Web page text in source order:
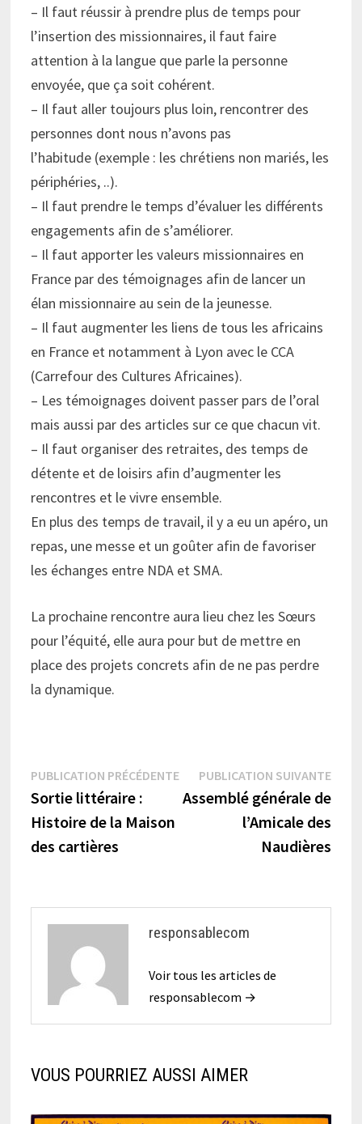
– Il faut réussir à prendre plus de temps pour
l’insertion des missionnaires, il faut faire
attention à la langue que parle la personne
envoyée, que ça soit cohérent.
– Il faut aller toujours plus loin, rencontrer des
personnes dont nous n’avons pas
l’habitude (exemple : les chrétiens non mariés, les
périphéries, ..).
– Il faut prendre le temps d’évaluer les différents
engagements afin de s’améliorer.
– Il faut apporter les valeurs missionnaires en
France par des témoignages afin de lancer un
élan missionnaire au sein de la jeunesse.
– Il faut augmenter les liens de tous les africains
en France et notamment à Lyon avec le CCA
(Carrefour des Cultures Africaines).
– Les témoignages doivent passer pars de l’oral
mais aussi par des articles sur ce que chacun vit.
– Il faut organiser des retraites, des temps de
détente et de loisirs afin d’augmenter les
rencontres et le vivre ensemble.
En plus des temps de travail, il y a eu un apéro, un
repas, une messe et un goûter afin de favoriser
les échanges entre NDA et SMA.
La prochaine rencontre aura lieu chez les Sœurs
pour l’équité, elle aura pour but de mettre en
place des projets concrets afin de ne pas perdre
la dynamique.
Navigation
de
l’article
PUBLICATION PRÉCÉDENTEPublication
précédente :
Sortie littéraire :
Histoire de la Maison
des cartières
PUBLICATION SUIVANTE
Assemblé générale de
l’Amicale des
Naudières
responsablecom
Voir tous les articles de
responsablecom →
VOUS POURRIEZ AUSSI AIMER